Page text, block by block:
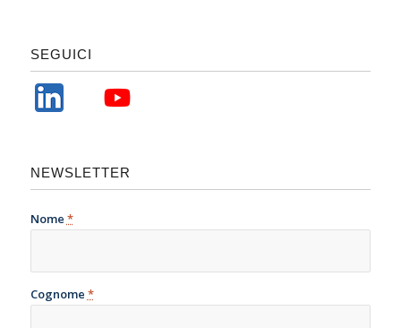
SEGUICI
NEWSLETTER
Nome *
Cognome *